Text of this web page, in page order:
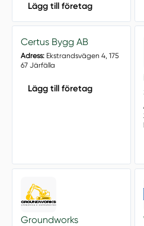
Lägg till företag
Certus Bygg AB
Adress:Ekstrandsvägen 4, 175
67 Järfälla
Lägg till företag
Groundworks